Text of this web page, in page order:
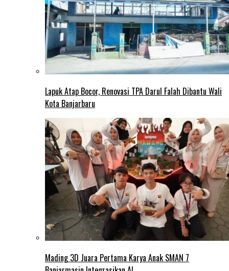
Lapuk Atap Bocor, Renovasi TPA Darul Falah Dibantu Wali
Kota Banjarbaru
Mading 3D Juara Pertama Karya Anak SMAN 7